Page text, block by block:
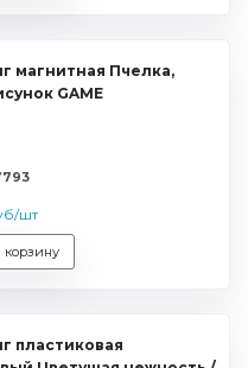
магнитная Пчелка,
GAME
шт
корзину
пластиковая